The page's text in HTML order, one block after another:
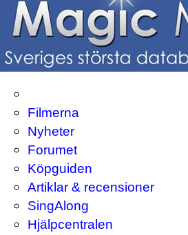
Filmerna
Nyheter
Forumet
Köpguiden
Artiklar & recensioner
SingAlong
Hjälpcentralen